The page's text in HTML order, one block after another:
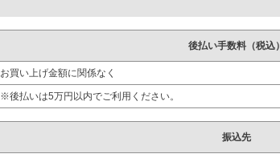
後払い手数料（税込）
お買い上げ金額に関係なく
※後払いは5万円以内でご利用ください。
振込先